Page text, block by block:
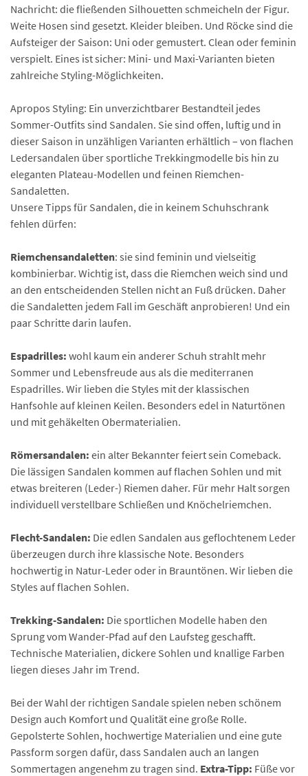
Nachricht: die fließenden Silhouetten schmeicheln der Figur.
Weite Hosen sind gesetzt. Kleider bleiben. Und Röcke sind die
Aufsteiger der Saison: Uni oder gemustert. Clean oder feminin
verspielt. Eines ist sicher: Mini- und Maxi-Varianten bieten
zahlreiche Styling-Möglichkeiten.
Apropos Styling: Ein unverzichtbarer Bestandteil jedes
Sommer-Outfits sind Sandalen. Sie sind offen, luftig und in
dieser Saison in unzähligen Varianten erhältlich – von flachen
Ledersandalen über sportliche Trekkingmodelle bis hin zu
eleganten Plateau-Modellen und feinen Riemchen-
Sandaletten.
Unsere Tipps für Sandalen, die in keinem Schuhschrank
fehlen dürfen:
Riemchensandaletten: sie sind feminin und vielseitig
kombinierbar. Wichtig ist, dass die Riemchen weich sind und
an den entscheidenden Stellen nicht an Fuß drücken. Daher
die Sandaletten jedem Fall im Geschäft anprobieren! Und ein
paar Schritte darin laufen.
Espadrilles: wohl kaum ein anderer Schuh strahlt mehr
Sommer und Lebensfreude aus als die mediterranen
Espadrilles. Wir lieben die Styles mit der klassischen
Hanfsohle auf kleinen Keilen. Besonders edel in Naturtönen
und mit gehäkelten Obermaterialien.
Römersandalen: ein alter Bekannter feiert sein Comeback.
Die lässigen Sandalen kommen auf flachen Sohlen und mit
etwas breiteren (Leder-) Riemen daher. Für mehr Halt sorgen
individuell verstellbare Schließen und Knöchelriemchen.
Flecht-Sandalen: Die edlen Sandalen aus geflochtenem Leder
überzeugen durch ihre klassische Note. Besonders
hochwertig in Natur-Leder oder in Brauntönen. Wir lieben die
Styles auf flachen Sohlen.
Trekking-Sandalen: Die sportlichen Modelle haben den
Sprung vom Wander-Pfad auf den Laufsteg geschafft.
Technische Materialien, dickere Sohlen und knallige Farben
liegen dieses Jahr im Trend.
Bei der Wahl der richtigen Sandale spielen neben schönem
Design auch Komfort und Qualität eine große Rolle.
Gepolsterte Sohlen, hochwertige Materialien und eine gute
Passform sorgen dafür, dass Sandalen auch an langen
Sommertagen angenehm zu tragen sind. Extra-Tipp: Füße vor